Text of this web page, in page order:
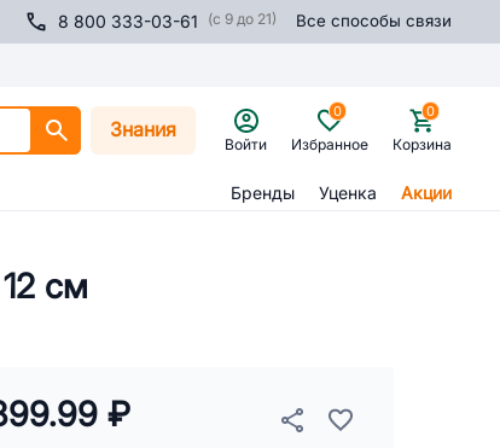
8 800 333-03-61 (с 9 до 21) Все способы связи
Знания
Войти Избранное
0
Корзина
0
Бренды Уценка Акции
см
₽